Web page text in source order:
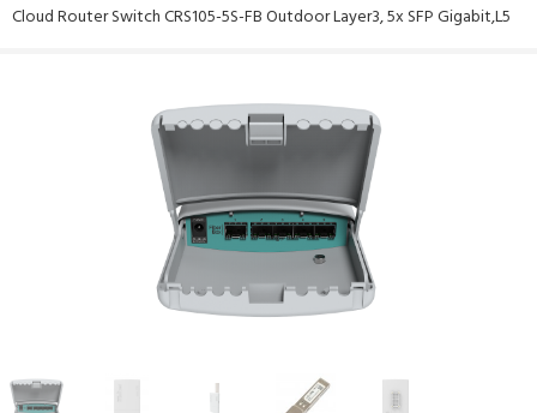
Cloud Router Switch CRS105-5S-FB Outdoor Layer3, 5x SFP Gigabit,L5